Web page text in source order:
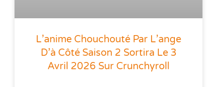
L’anime Chouchouté Par L’ange
D’à Côté Saison 2 Sortira Le 3
Avril 2026 Sur Crunchyroll